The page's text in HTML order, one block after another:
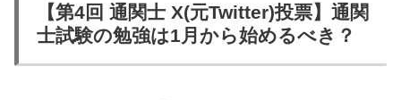
【第4回 通関士 X(元Twitter)投票】通関
士試験の勉強は1月から始めるべき？